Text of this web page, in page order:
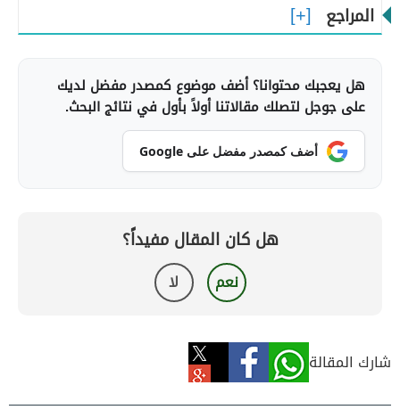
المراجع
هل يعجبك محتوانا؟ أضف موضوع كمصدر مفضل لديك
على جوجل لتصلك مقالاتنا أولاً بأول في نتائج البحث.
أضف كمصدر مفضل على Google
هل كان المقال مفيداً؟
نعم لا
شارك المقالة